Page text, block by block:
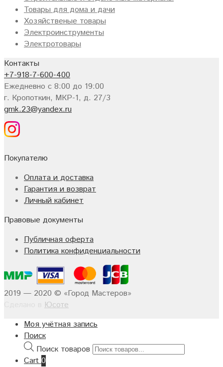
Товары для дома и дачи
Хозяйственые товары
Электроинструменты
Электротовары
Контакты
+7-918-7-600-400
Ежедневно с 8:00 до 19:00
г. Кропоткин, МКР-1, д. 27/3
gmk.23@yandex.ru
Покупателю
Оплата и доставка
Гарантия и возврат
Личный кабинет
Правовые документы
Публичная оферта
Политика конфиденциальности
2019 — 2020 © «Город Мастеров»
Юсоте
Моя учётная запись
Поиск
Поиск товаров
Cart0